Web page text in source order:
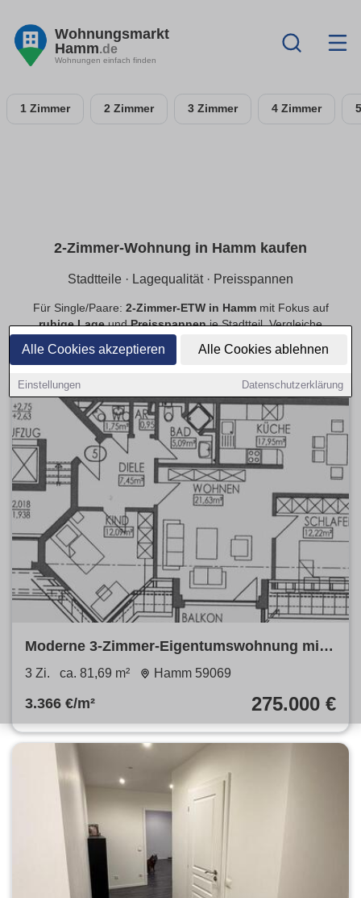
Alle Cookies akzeptieren Alle Cookies ablehnen
Einstellungen Datenschutzerklärung
Wohnungsmarkt
Hamm.de
Wohnungen einfach finden
1 Zimmer 2 Zimmer 3 Zimmer 4 Zimmer
2-Zimmer-Wohnung in Hamm kaufen
Stadtteile · Lagequalität · Preisspannen
Für Single/Paare: 2-Zimmer-ETW in Hammmit Fokus auf
ruhige LageundPreisspannenje Stadtteil. Vergleiche
, priorisiere
Moderne 3-Zimmer-Eigentumswohnung mit
Balkon, Aufzug & Tiefgarage
3 Zi. ca. 81,69 m² Hamm 59069
3.366 €/m² 275.000 €